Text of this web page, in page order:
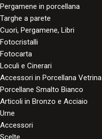
Pergamene in porcellana
Targhe a parete
Cuori, Pergamene, Libri
Fotocristalli
Fotocarta
Loculi e Cinerari
Accessori in Porcellana Vetrina
Porcellane Smalto Bianco
Articoli in Bronzo e Acciaio
Urne
Accessori
Scelte